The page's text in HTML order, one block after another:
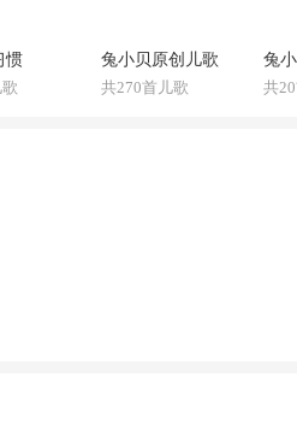
惯
兔小贝原创儿歌
共270首儿歌
兔
共